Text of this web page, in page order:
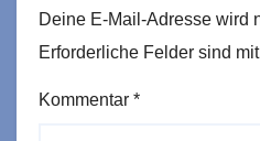
Deine E-Mail-Adresse wird
Erforderliche Felder sind mit
Kommentar *